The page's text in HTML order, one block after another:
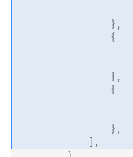
},
{
},
{
},
],